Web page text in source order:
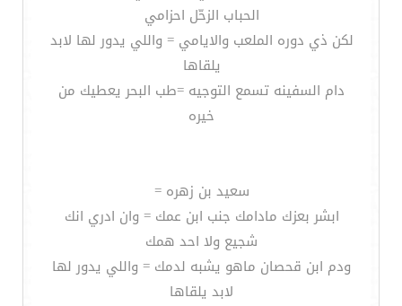
الحباب الزحّل احزامي
لكن ذي دوره الملعب والايامي = واللي يدور لها لابد
يلقاها
دام السفينه تسمع التوجيه =طب البحر يعطيك من
خيره
سعيد بن زهره =
ابشر بعزك مادامك جنب ابن عمك = وان ادري انك
شجيع ولا احد همك
ودم ابن قحصان ماهو يشبه لدمك = واللي يدور لها
لابد يلقاها